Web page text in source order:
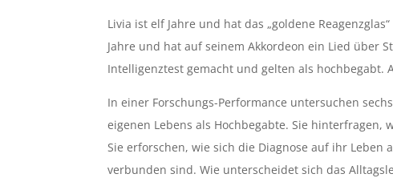
Livia ist elf Jahre und hat das „goldene
Jahre und hat auf seinem Akkordeon ein Lied über
Intelligenztest gemacht und gelten als hochbegabt.
In einer Forschungs-Performance untersuchen
eigenen Lebens als Hochbegabte. Sie hinterfragen,
Sie erforschen, wie sich die Diagnose auf ihr
verbunden sind. Wie unterscheidet sich das